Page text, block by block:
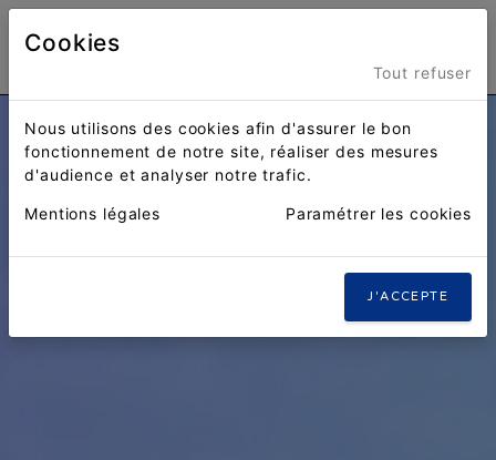
Cookies
Tout refuser
Nous utilisons des cookies afin d'assurer le bon
fonctionnement de notre site, réaliser des mesures
d'audience et analyser notre trafic.
Mentions légales Paramétrer les cookies
J'ACCEPTE